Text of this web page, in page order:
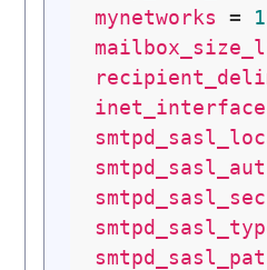
mynetworks
=